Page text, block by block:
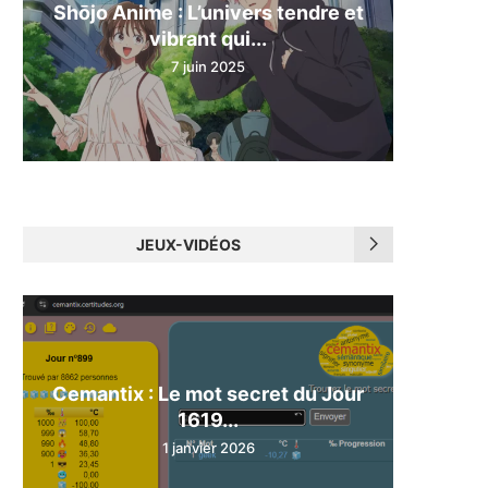
Shōjo Anime : L’univers tendre et
vibrant qui...
7 juin 2025
JEUX-VIDÉOS
Cemantix : Le mot secret du Jour
1619...
1 janvier 2026